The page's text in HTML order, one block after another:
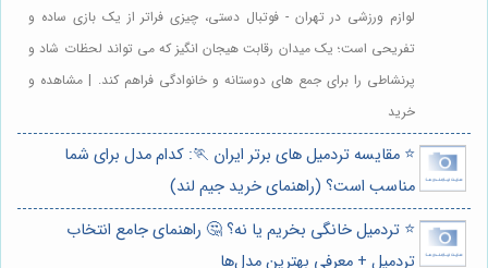
لوازم ورزشی در تهران - فوتبال دستی، چیزی فراتر از یک بازی ساده و
تفریحی است؛ یک میدان رقابت هیجان انگیز که می تواند لحظات شاد و
پرنشاطی را برای جمع های دوستانه و خانوادگی فراهم کند. | مشاهده و
خرید
⭐️ مقایسه تردمیل های برتر ایران 🏃: کدام مدل برای شما
مناسب است؟ (راهنمای خرید جیم لند)
⭐️ تردمیل خانگی بخریم یا نه؟ 🤔 راهنمای جامع انتخاب
تردمیل + معرفی بهترین مدل‌ها